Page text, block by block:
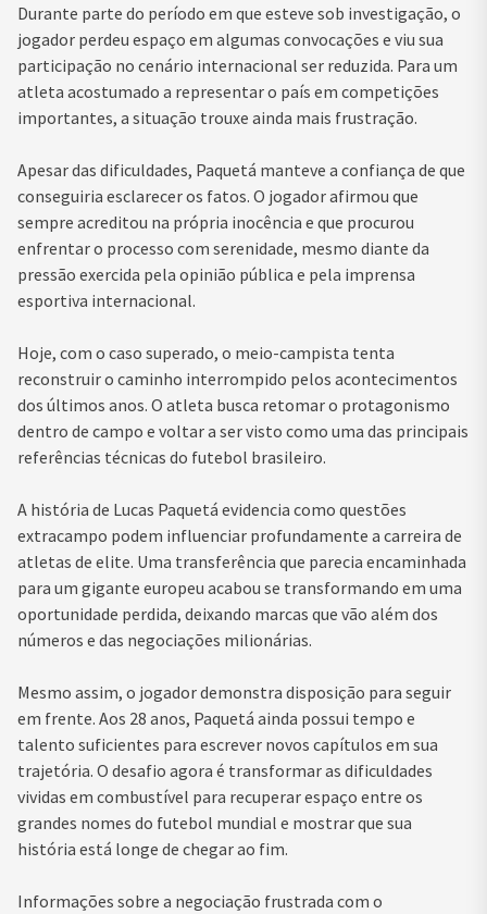
Durante parte do período em que esteve sob investigação, o
jogador perdeu espaço em algumas convocações e viu sua
participação no cenário internacional ser reduzida. Para um
atleta acostumado a representar o país em competições
importantes, a situação trouxe ainda mais frustração.
Apesar das dificuldades, Paquetá manteve a confiança de que
conseguiria esclarecer os fatos. O jogador afirmou que
sempre acreditou na própria inocência e que procurou
enfrentar o processo com serenidade, mesmo diante da
pressão exercida pela opinião pública e pela imprensa
esportiva internacional.
Hoje, com o caso superado, o meio-campista tenta
reconstruir o caminho interrompido pelos acontecimentos
dos últimos anos. O atleta busca retomar o protagonismo
dentro de campo e voltar a ser visto como uma das principais
referências técnicas do futebol brasileiro.
A história de Lucas Paquetá evidencia como questões
extracampo podem influenciar profundamente a carreira de
atletas de elite. Uma transferência que parecia encaminhada
para um gigante europeu acabou se transformando em uma
oportunidade perdida, deixando marcas que vão além dos
números e das negociações milionárias.
Mesmo assim, o jogador demonstra disposição para seguir
em frente. Aos 28 anos, Paquetá ainda possui tempo e
talento suficientes para escrever novos capítulos em sua
trajetória. O desafio agora é transformar as dificuldades
vividas em combustível para recuperar espaço entre os
grandes nomes do futebol mundial e mostrar que sua
história está longe de chegar ao fim.
Informações sobre a negociação frustrada com o